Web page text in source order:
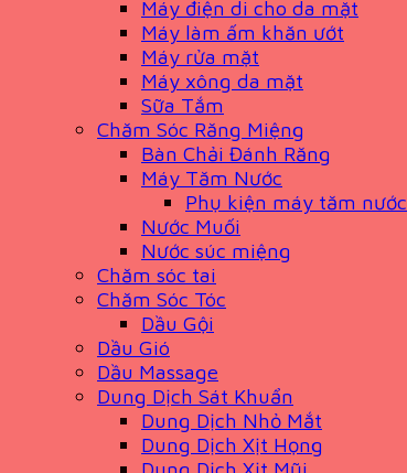
Máy điện di cho da mặt
Máy làm ấm khăn ướt
Máy rửa mặt
Máy xông da mặt
Sữa Tắm
Chăm Sóc Răng Miệng
Bàn Chải Đánh Răng
Máy Tăm Nước
Phụ kiện máy tăm nước
Nước Muối
Nước súc miệng
Chăm sóc tai
Chăm Sóc Tóc
Dầu Gội
Dầu Gió
Dầu Massage
Dung Dịch Sát Khuẩn
Dung Dịch Nhỏ Mắt
Dung Dịch Xịt Họng